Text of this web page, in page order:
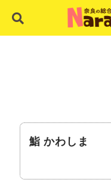
鮨 かわしま